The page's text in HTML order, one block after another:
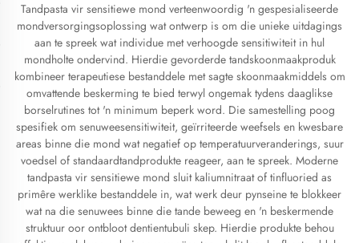
Tandpasta vir sensitiewe mond verteenwoordig 'n gespesialiseerde
mondversorgingsoplossing wat ontwerp is om die unieke uitdagings
aan te spreek wat individue met verhoogde sensitiwiteit in hul
mondholte ondervind. Hierdie gevorderde tandskoonmaakproduk
kombineer terapeutiese bestanddele met sagte skoonmaakmiddels om
omvattende beskerming te bied terwyl ongemak tydens daaglikse
borselrutines tot 'n minimum beperk word. Die samestelling poog
spesifiek om senuweesensitiwiteit, geïrriteerde weefsels en kwesbare
areas binne die mond wat negatief op temperatuurveranderings, suur
voedsel of standaardtandprodukte reageer, aan te spreek. Moderne
tandpasta vir sensitiewe mond sluit kaliumnitraat of tinfluoried as
primêre werklike bestanddele in, wat werk deur pynseine te blokkeer
wat na die senuwees binne die tande beweeg en 'n beskermende
struktuur oor ontbloot dentientubuli skep. Hierdie produkte behou